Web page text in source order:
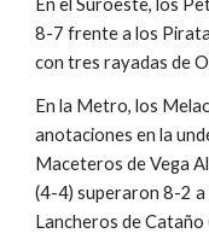
En el Suroeste, los
8-7 frente a los
con tres rayadas de
En la Metro, los
anotaciones en la
Maceteros de Vega
(4-4) superaron 8-2 a
Lancheros de